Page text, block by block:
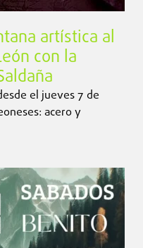
artística al
con la
el jueves 7 de
acero y